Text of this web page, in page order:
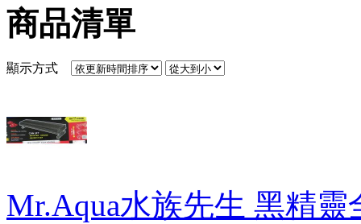
商品清單
顯示方式
Mr.Aqua水族先生 黑精